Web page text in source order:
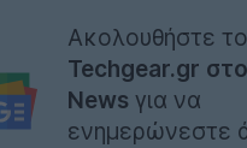
Ακολουθήστε το
Techgear.gr
News για να
ενημερώνεστε